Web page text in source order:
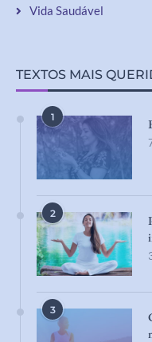
Vida Saudável
TEXTOS MAIS
1
2
3